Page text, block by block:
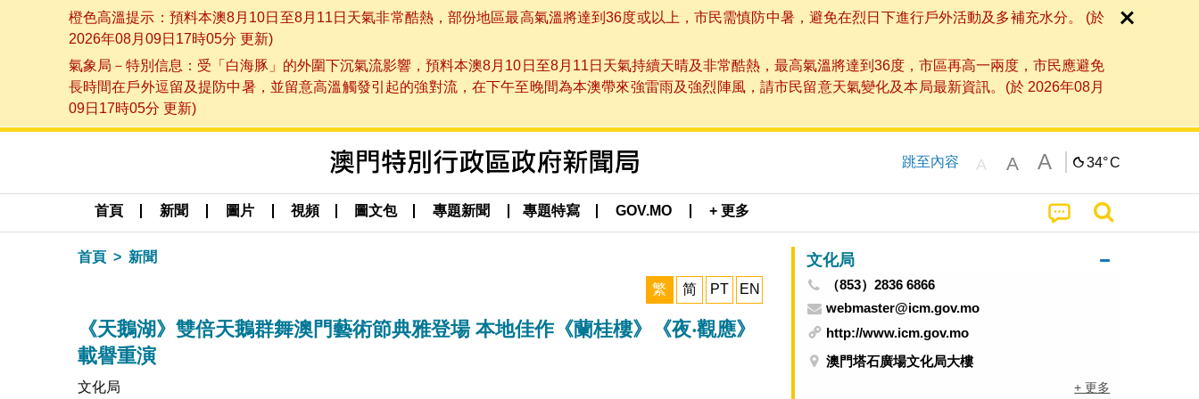
橙色高溫提示：預料本澳8月10日至8月11日天氣非常酷熱，部份地區最高氣溫將達到36度或以上，市民需慎防中暑，避免在烈日下進行戶外活動及多補充水分。 (於
2026年08月09日17時05分 更新)
氣象局－特別信息：受「白海豚」的外圍下沉氣流影響，預料本澳8月10日至8月11日天氣持續天晴及非常酷熱，最高氣溫將達到36度，市區再高一兩度，市民應避免
長時間在戶外逗留及提防中暑，並留意高溫觸發引起的強對流，在下午至晚間為本澳帶來強雷雨及強烈陣風，請市民留意天氣變化及本局最新資訊。(於 2026年08月
09日17時05分 更新)
跳至內容 A A A 34°C
首頁 新聞 圖片 視頻 圖文包 專題新聞 專題特寫 GOV.MO + 更多
首頁 新聞
繁 简 PT EN
《天鵝湖》雙倍天鵝群舞澳門藝術節典雅登場 本地佳作《蘭桂樓》《夜‧觀應》
載譽重演
文化局
文化局
（853）2836 6866
webmaster@icm.gov.mo
http://www.icm.gov.mo
澳門塔石廣場文化局大樓
+ 更多